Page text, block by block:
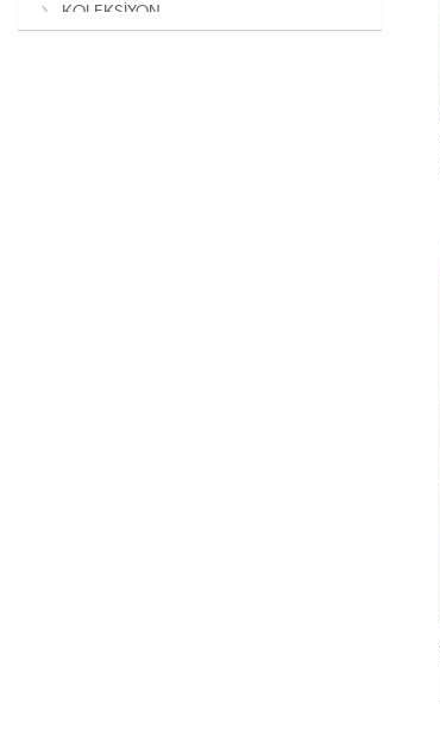
KOLEKSİYON